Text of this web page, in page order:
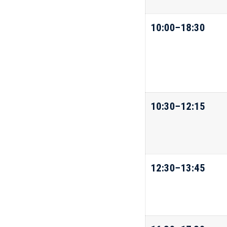
10:00–18:30
10:30–12:15
12:30–13:45